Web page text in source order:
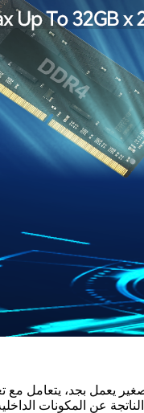
يعمل بجد، يتعامل مع
عن المكونات